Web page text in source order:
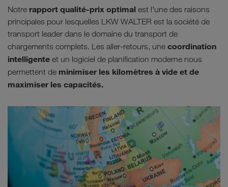
Notre rapport qualité-prix optimal est l'une des raisons
principales pour lesquelles LKW WALTER est la société de
transport leader dans le domaine du transport de
chargements complets. Les aller-retours, une coordination
intelligente et un logiciel de planification moderne nous
permettent de minimiser les kilomètres à vide et de
maximiser les capacités.